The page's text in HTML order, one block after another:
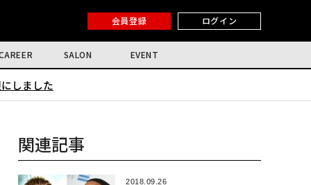
会員登録 ログイン
SALON EVENT
しました
関連記事
2018.09.26